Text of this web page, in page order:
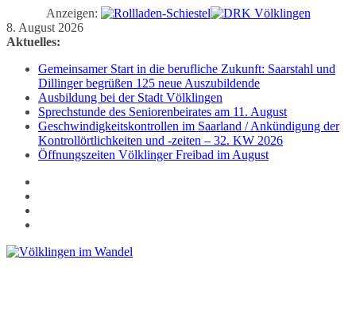
Anzeigen:
Zum
Inhalt
8. August 2026
Aktuelles:
Gemeinsamer Start in die berufliche Zukunft: Saarstahl und
Dillinger begrüßen 125 neue Auszubildende
Ausbildung bei der Stadt Völklingen
Sprechstunde des Seniorenbeirates am 11. August
Geschwindigkeitskontrollen im Saarland / Ankündigung der
Kontrollörtlichkeiten und -zeiten – 32. KW 2026
Öffnungszeiten Völklinger Freibad im August